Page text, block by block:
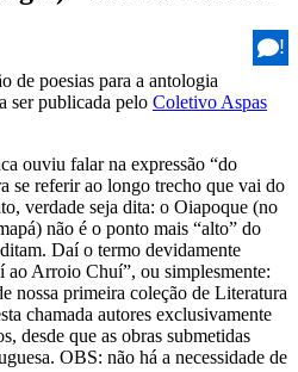
!
de poesias para a antologia
ser publicada pelo Coletivo Aspas
ouviu falar na expressão “do
se referir ao longo trecho que vai do
verdade seja dita: o Oiapoque (no
não é o ponto mais “alto” do
Daí o termo devidamente
ao Arroio Chuí”, ou simplesmente:
nossa primeira coleção de Literatura
chamada autores exclusivamente
desde que as obras submetidas
OBS: não há a necessidade de